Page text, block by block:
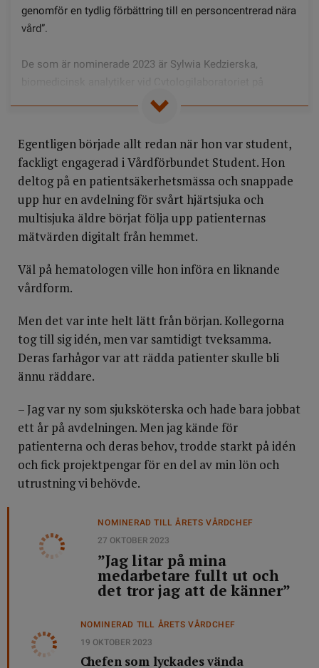
genomför en tydlig förbättring till en personcentrerad nära
vård”.
De som är nominerade 2023 är Sylwia Kedzierska,
Karolinska universitetssjukhuset i Huddinge, Anna
hematologienheten på Skaraborgs sjukhus i Skövde.
Vinnaren utses vid en prisceremoni den 28 november.
Egentligen började allt redan när hon var student,
fackligt engagerad i Vårdförbundet Student. Hon
deltog på en patientsäkerhetsmässa och snappade
upp hur en avdelning för svårt hjärtsjuka och
multisjuka äldre börjat följa upp patienternas
mätvärden digitalt från hemmet.
Väl på hematologen ville hon införa en liknande
vårdform.
Men det var inte helt lätt från början. Kollegorna
tog till sig idén, men var samtidigt tveksamma.
Deras farhågor var att rädda patienter skulle bli
ännu räddare.
– Jag var ny som sjuksköterska och hade bara jobbat
ett år på avdelningen. Men jag kände för
patienterna och deras behov, trodde starkt på idén
och fick projektpengar för en del av min lön och
utrustning vi behövde.
NOMINERAD TILL ÅRETS VÅRDCHEF
27 OKTOBER 2023
”Jag litar på mina
medarbetare fullt ut och
det tror jag att de känner”
NOMINERAD TILL ÅRETS VÅRDCHEF
19 OKTOBER 2023
Chefen som lyckades vända